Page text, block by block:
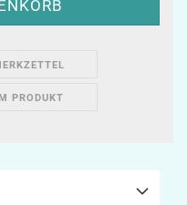
PRODUKT